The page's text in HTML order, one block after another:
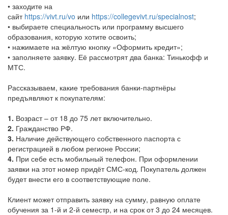
• заходите на
сайт https://vivt.ru/vo или https://collegevivt.ru/specialnost;
• выбираете специальность или программу высшего
образования, которую хотите освоить;
• нажимаете на жёлтую кнопку «Оформить кредит»;
• заполняете заявку. Её рассмотрят два банка: Тинькофф и
МТС.
Рассказываем, какие требования банки-партнёры
предъявляют к покупателям:
1. Возраст – от 18 до 75 лет включительно.
2. Гражданство РФ.
3. Наличие действующего собственного паспорта с
регистрацией в любом регионе России;
4. При себе есть мобильный телефон. При оформлении
заявки на этот номер придёт СМС-код. Покупатель должен
будет внести его в соответствующие поле.
Клиент может отправить заявку на сумму, равную оплате
обучения за 1-й и 2-й семестр, и на срок от 3 до 24 месяцев.